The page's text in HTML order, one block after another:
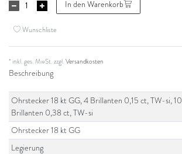
In den Warenkorb
Wunschliste
* inkl. ges. MwSt. zzgl.Versandkosten
Beschreibung
Ohrstecker 18 kt GG, 4 Brillanten 0,15 ct, TW-si, 10
Brillanten 0,38 ct, TW-si
Ohrstecker 18 kt GG
Legierung